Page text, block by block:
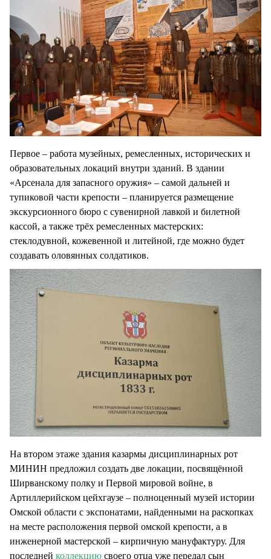
Первое – работа музейных, ремесленных, исторических и
образовательных локаций внутри зданий. В здании
«Арсенала для запасного оружия» – самой дальней и
тупиковой части крепости – планируется размещение
экскурсионного бюро с сувенирной лавкой и билетной
кассой, а также трёх ремесленных мастерских:
стеклодувной, кожевенной и литейной, где можно будет
создавать оловянных солдатиков.
На втором этаже здания казармы дисциплинарных рот
МИНИН предложил создать две локации, посвящённой
Ширванскому полку и Первой мировой войне, в
Артиллерийском цейхгаузе – полноценный музей истории
Омской области с экспонатами, найденными на раскопках
на месте расположения первой омской крепости, а в
инженерной мастерской – кирпичную мануфактуру. Для
последней коллекцию своего отца уже передал сын